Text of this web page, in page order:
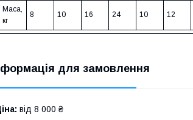
Маса,
кг
8 10 16 24 10 12
для замовлення
від 8 000 ₴